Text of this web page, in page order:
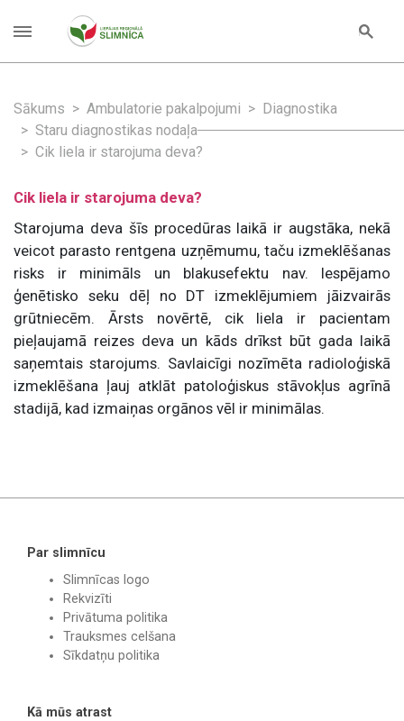
Sākums Ambulatorie pakalpojumi
Diagnostika
Staru diagnostikas nodaļa
Cik liela ir starojuma deva?
Cik liela ir starojuma deva?
Starojuma deva šīs procedūras laikā ir augstāka, nekā
veicot parasto rentgena uzņēmumu, taču izmeklēšanas
risks ir minimāls un blakusefektu nav. Iespējamo
ģenētisko seku dēļ no DT izmeklējumiem jāizvairās
grūtniecēm. Ārsts novērtē, cik liela ir pacientam
pieļaujamā reizes deva un kāds drīkst būt gada laikā
saņemtais starojums. Savlaicīgi nozīmēta radioloģiskā
izmeklēšana ļauj atklāt patoloģiskus stāvokļus agrīnā
stadijā, kad izmaiņas orgānos vēl ir minimālas.
Par slimnīcu
Slimnīcas logo
Rekvizīti
Privātuma politika
Trauksmes celšana
Sīkdatņu politika
Kā mūs atrast